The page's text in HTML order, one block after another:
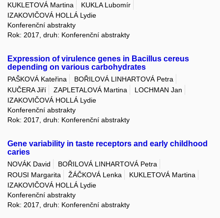
KUKLETOVÁ Martina
KUKLA Lubomír
IZAKOVIČOVÁ HOLLÁ Lydie
Konferenční abstrakty
Rok: 2017, druh: Konferenční abstrakty
Expression of virulence genes in Bacillus cereus
depending on various carbohydrates
PAŠKOVÁ Kateřina
BOŘILOVÁ LINHARTOVÁ Petra
KUČERA Jiří
ZAPLETALOVÁ Martina
LOCHMAN Jan
IZAKOVIČOVÁ HOLLÁ Lydie
Konferenční abstrakty
Rok: 2017, druh: Konferenční abstrakty
Gene variability in taste receptors and early childhood
caries
NOVÁK David
BOŘILOVÁ LINHARTOVÁ Petra
ROUSI Margarita
ŽÁČKOVÁ Lenka
KUKLETOVÁ Martina
IZAKOVIČOVÁ HOLLÁ Lydie
Konferenční abstrakty
Rok: 2017, druh: Konferenční abstrakty